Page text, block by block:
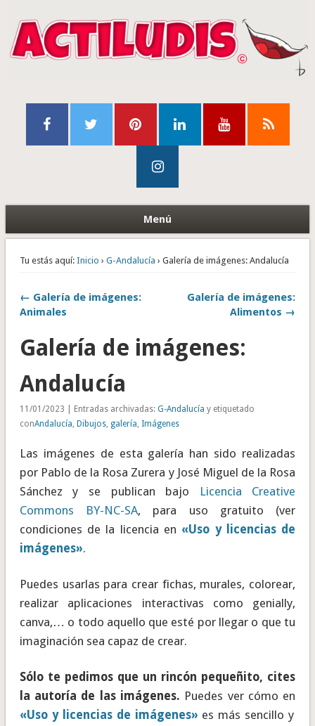
Menú
Tu estás aquí: Inicio › G-Andalucía › Galería de imágenes: Andalucía
← Galería de imágenes:
Animales
Galería de imágenes:
Alimentos →
Galería de imágenes:
Andalucía
11/01/2023 | Entradas archivadas: G-Andalucía y etiquetado
conAndalucía, Dibujos, galería, Imágenes
Las imágenes de esta galería han sido realizadas
por Pablo de la Rosa Zurera y José Miguel de la Rosa
Sánchez y se publican bajo
Licencia Creative
Commons BY-NC-SA, para uso gratuito (ver
condiciones de la licencia en «Uso y licencias de
imágenes».
Puedes usarlas para crear fichas, murales, colorear,
realizar aplicaciones interactivas como genially,
canva,… o todo aquello que esté por llegar o que tu
imaginación sea capaz de crear.
Sólo te pedimos que un rincón pequeñito, cites
la autoría de las imágenes. Puedes ver cómo en
«Uso y licencias de imágenes» es más sencillo y